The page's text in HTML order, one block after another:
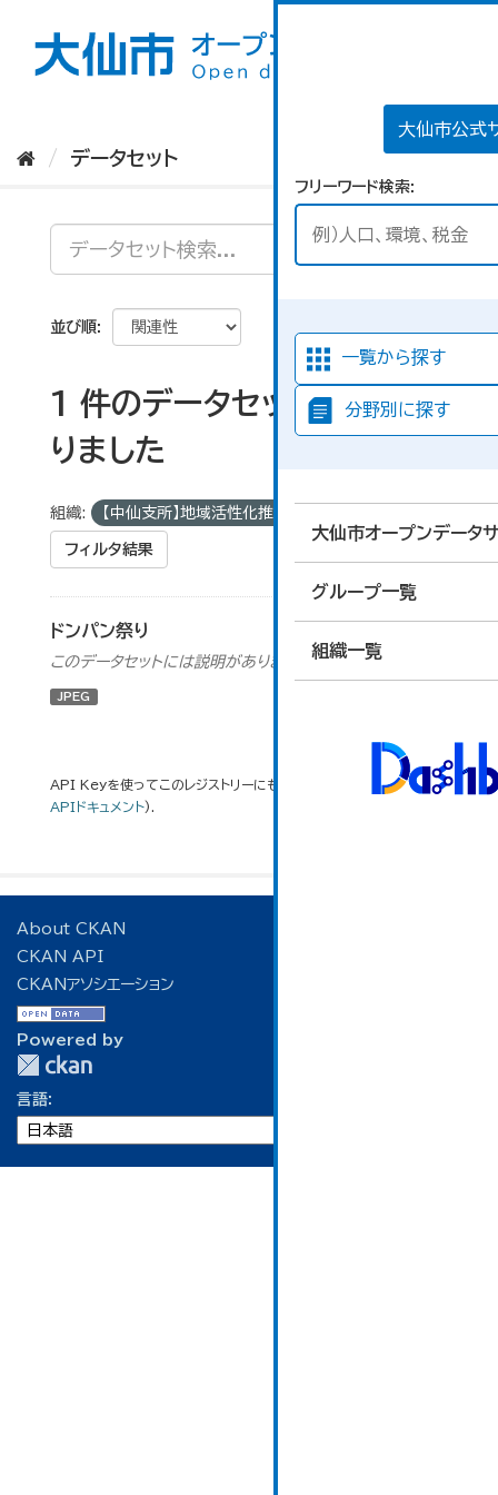
大仙市公式
フリーワード検索
一覧から探す
分野別に探す
大仙市オープンデータ
グループ一覧
組織一覧
データセット
並び順
1 件のデータセットが見つか
りました
組織: 【中仙支所】地域活性化推進室
フィルタ結果
ドンパン祭り
このデータセットには説明がありません
JPEG
API Keyを使ってこのレジストリーにもアクセス可能ですAPI(see
APIドキュメント).
About CKAN
CKAN API
CKANアソシエーション
Powered by
言語